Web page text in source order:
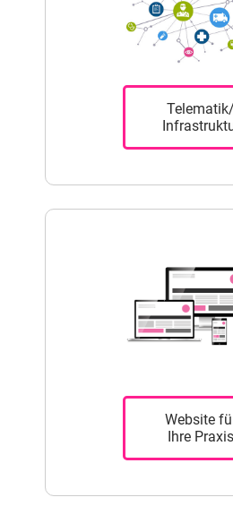
Telematik/
Website
Ihre Praxis